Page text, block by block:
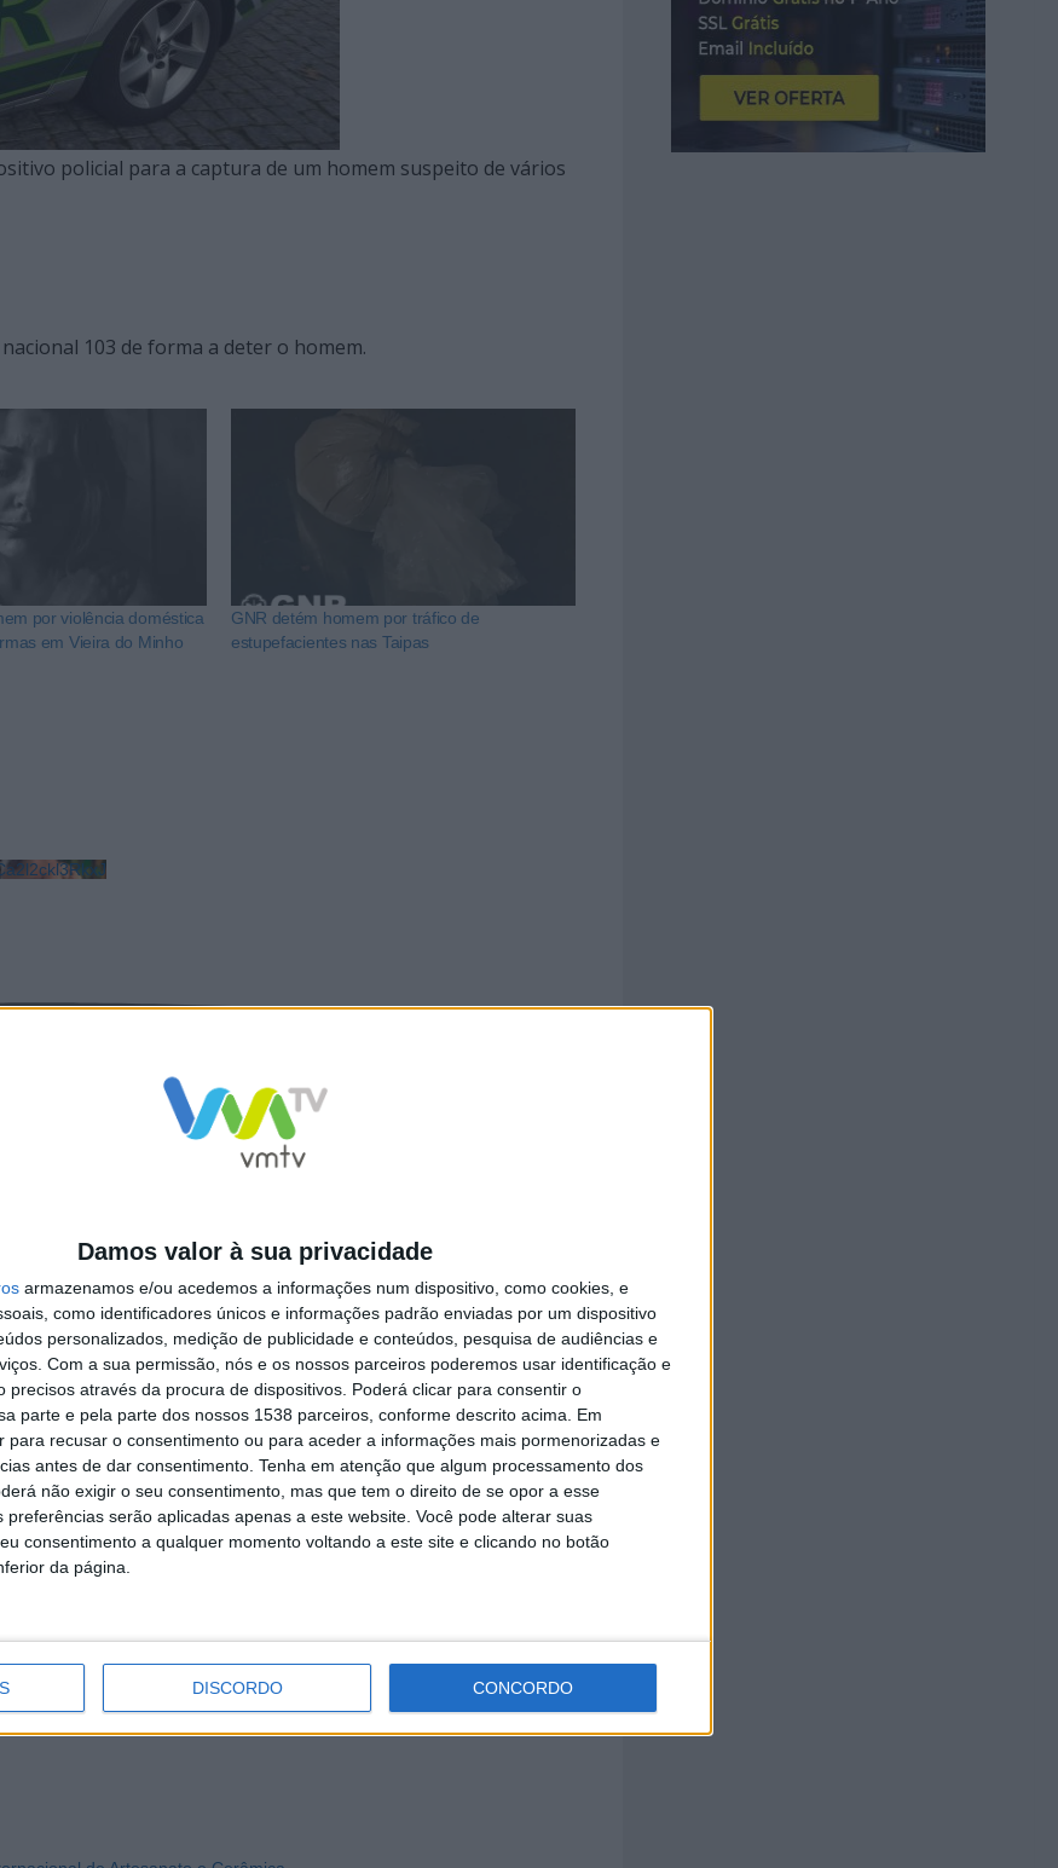
Damos valor à sua privacidade
armazenamos e/ou acedemos a informações num dispositivo, como cookies, e
como identificadores únicos e informações padrão enviadas por um dispositivo
personalizados, medição de publicidade e conteúdos, pesquisa de audiências e
Com a sua permissão, nós e os nossos parceiros poderemos usar identificação e
precisos através da procura de dispositivos. Poderá clicar para consentir o
parte e pela parte dos nossos 1538 parceiros, conforme descrito acima. Em
para recusar o consentimento ou para aceder a informações mais pormenorizadas e
antes de dar consentimento. Tenha em atenção que algum processamento dos
não exigir o seu consentimento, mas que tem o direito de se opor a esse
preferências serão aplicadas apenas a este website. Você pode alterar suas
consentimento a qualquer momento voltando a este site e clicando no botão
da página.
DISCORDO CONCORDO
policial para a captura de um homem suspeito de vários
103 de forma a deter o homem.
por violência doméstica
em Vieira do Minho
GNR detém homem por tráfico de
estupefacientes nas Taipas